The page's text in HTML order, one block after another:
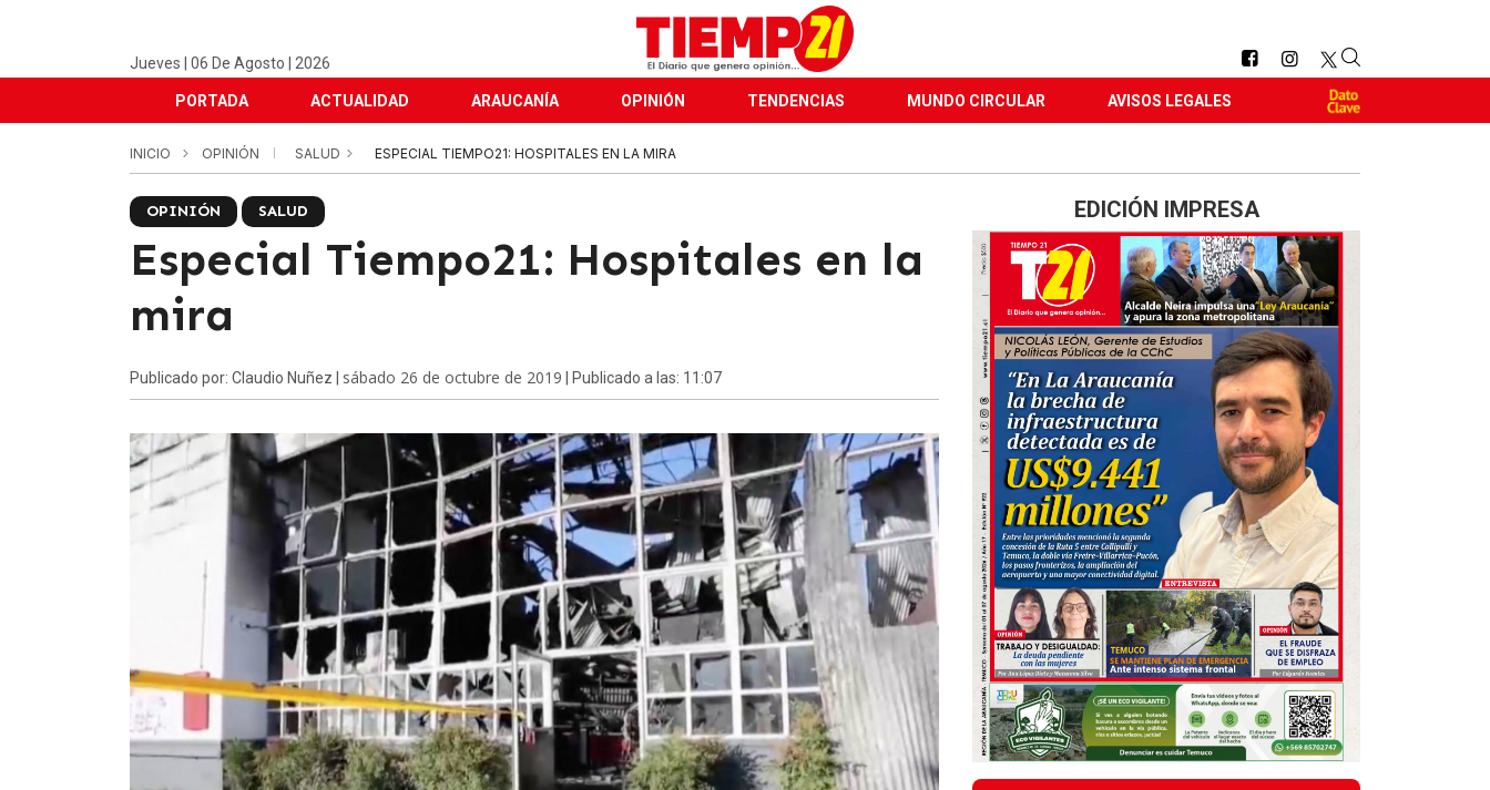
Jueves | 06 De Agosto | 2026
PORTADA ACTUALIDAD ARAUCANÍA OPINIÓN TENDENCIAS MUNDO CIRCULAR AVISOS LEGALES
INICIO OPINIÓN SALUD ESPECIAL TIEMPO21: HOSPITALES EN LA MIRA
OPINIÓN SALUD
Especial Tiempo21: Hospitales en la
mira
Publicado por: Claudio Nuñez | sábado 26 de octubre de 2019 | Publicado a las: 11:07
EDICIÓN IMPRESA